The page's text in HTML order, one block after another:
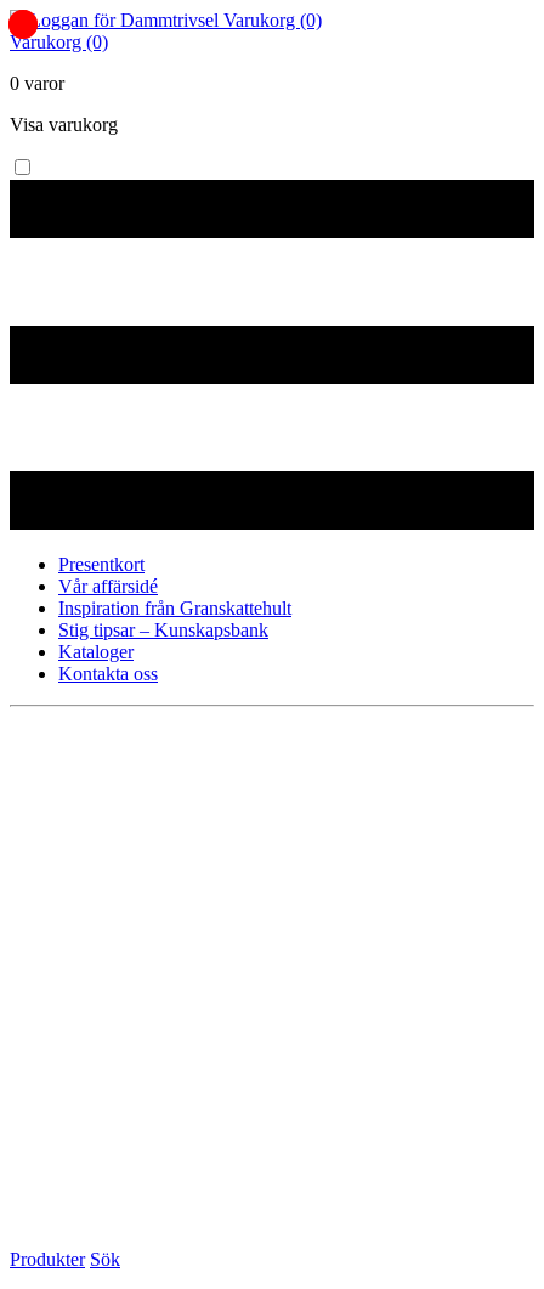
Varukorg (0)
Varukorg (0)
0 varor
Visa varukorg
Presentkort
Vår affärsidé
Inspiration från Granskattehult
Stig tipsar – Kunskapsbank
Kataloger
Kontakta oss
Produkter Sök